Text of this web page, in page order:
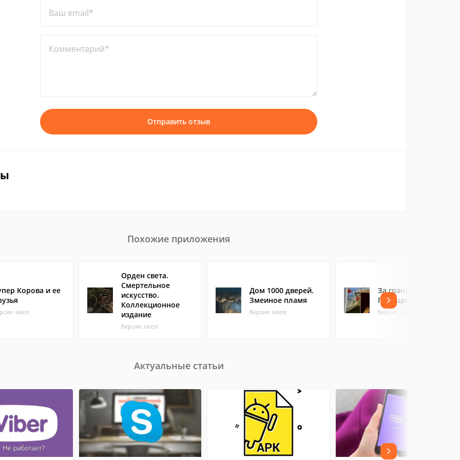
Ваш email*
Комментарий*
Отправить отзыв
Похожие приложения
Корова и ее
latest
Орден света.
Смертельное
искусство.
Коллекционное
издание
Версия: latest
Дом 1000 дверей.
Змеиное пламя
Версия: latest
За гранью.
Парящий город
Версия: latest
Актуальные статьи